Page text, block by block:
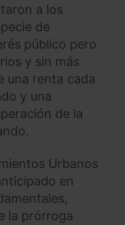
a los
de
público pero
y sin más
una renta cada
y una
de la
Urbanos
en
la prórroga